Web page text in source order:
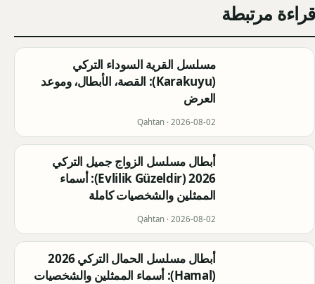
قراءة مرتبطة
مسلسل القرية السوداء التركي
(Karakuyu): القصة، الأبطال، وموعد
العرض
Qahtan · 2026-08-02
أبطال مسلسل الزواج جميل التركي
2026 (Evlilik Güzeldir): أسماء
الممثلين والشخصيات كاملة
Qahtan · 2026-08-02
أبطال مسلسل الحمال التركي 2026
(Hamal): أسماء الممثلين والشخصيات